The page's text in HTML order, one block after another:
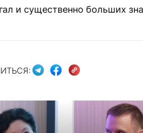
и существенно больших